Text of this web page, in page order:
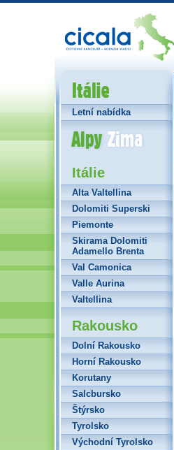
Itálie
Letní nabídka
Alpy Zima
Itálie
Alta Valtellina
Dolomiti Superski
Piemonte
Skirama Dolomiti
Adamello Brenta
Val Camonica
Valle Aurina
Valtellina
Rakousko
Dolní Rakousko
Horní Rakousko
Korutany
Salcbursko
Štýrsko
Tyrolsko
Východní Tyrolsko